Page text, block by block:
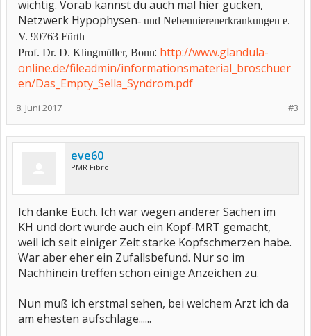
wichtig. Vorab kannst du auch mal hier gucken,
Netzwerk Hypophysen- und Nebennierenerkrankungen e.
V. 90763 Fürth
Prof. Dr. D. Klingmüller, Bonn: http://www.glandula-
online.de/fileadmin/informationsmaterial_broschuer
en/Das_Empty_Sella_Syndrom.pdf
#3
8. Juni 2017
eve60
PMR Fibro
Ich danke Euch. Ich war wegen anderer Sachen im
KH und dort wurde auch ein Kopf-MRT gemacht,
weil ich seit einiger Zeit starke Kopfschmerzen habe.
War aber eher ein Zufallsbefund. Nur so im
Nachhinein treffen schon einige Anzeichen zu.
Nun muß ich erstmal sehen, bei welchem Arzt ich da
am ehesten aufschlage......